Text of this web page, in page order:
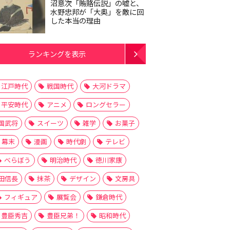
沼意次「賄賂伝説」の嘘と、
水野忠邦が「大奥」を敵に回
した本当の理由
ランキングを表示
江戸時代 戦国時代
大河ドラマ
平安時代
アニメ
ロングセラー
武将
スイーツ 雑学
お菓子
幕末
漫画 時代劇
テレビ
べらぼう
明治時代
徳川家康
信長
抹茶 デザイン
文房具
フィギュア
展覧会
鎌倉時代
豊臣秀吉
豊臣兄弟！
昭和時代